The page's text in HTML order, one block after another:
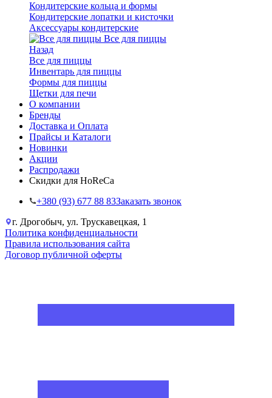
Кондитерские кольца и формы
Кондитерские лопатки и кисточки
Аксессуары кондитерские
Все для пиццы
Назад
Все для пиццы
Инвентарь для пиццы
Формы для пиццы
Щетки для печи
О компании
Бренды
Доставка и Оплата
Прайсы и Каталоги
Новинки
Акции
Распродажи
Скидки для HoReCa
+38‎0 (93) 677 88 83Заказать звонок
г. Дрогобыч, ул. Трускавецкая, 1
Политика конфиденциальности
Правила использования сайта
Договор публичной оферты